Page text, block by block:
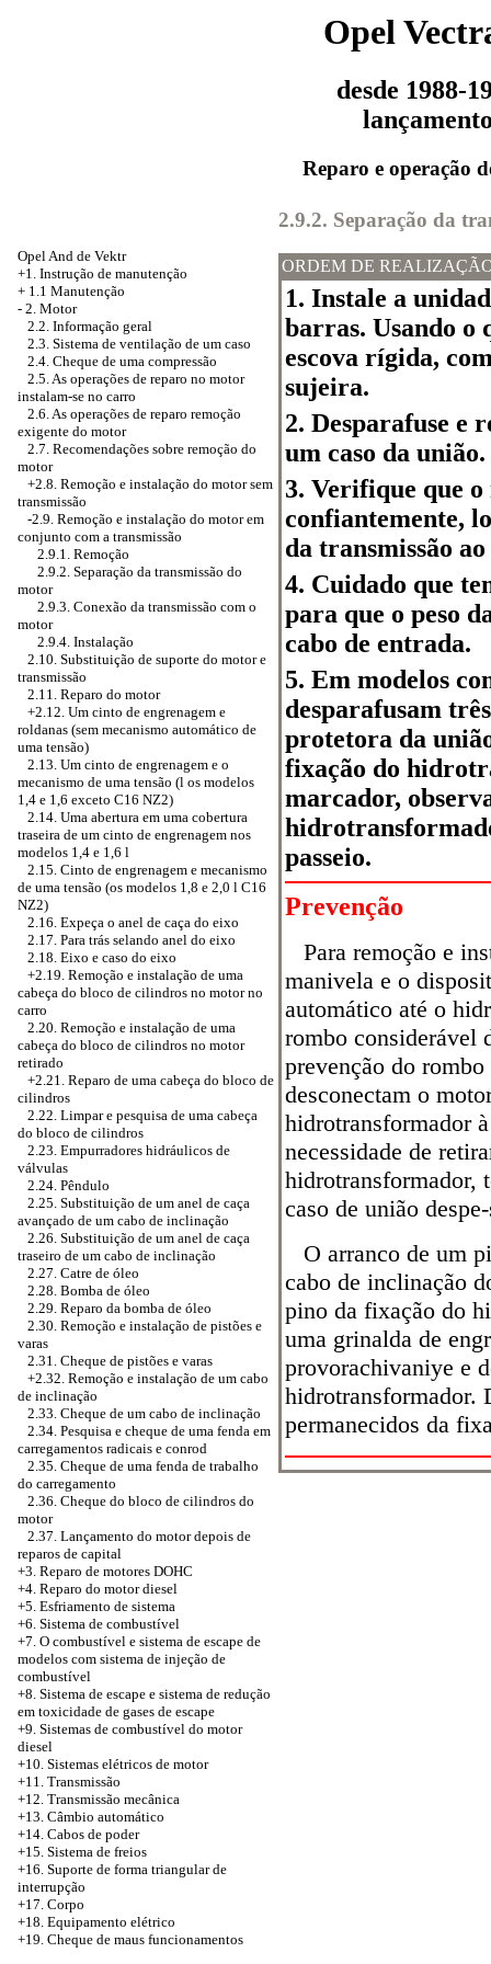
Opel
desde 1988-
Reparo e operação
Opel And de Vektr
+1. Instrução de manutenção
+ 1.1 Manutenção
- 2. Motor
2.2. Informação geral
2.3. Sistema de ventilação de um caso
2.4. Cheque de uma compressão
2.5. As operações de reparo no motor
instalam-se no carro
2.6. As operações de reparo remoção
exigente do motor
2.7. Recomendações sobre remoção do
motor
+2.8. Remoção e instalação do motor sem
transmissão
-2.9. Remoção e instalação do motor em
conjunto com a transmissão
2.9.1. Remoção
2.9.2. Separação da transmissão do
motor
2.9.3. Conexão da transmissão com o
motor
2.9.4. Instalação
2.10. Substituição de suporte do motor e
transmissão
2.11. Reparo do motor
+2.12. Um cinto de engrenagem e
roldanas (sem mecanismo automático de
uma tensão)
2.13. Um cinto de engrenagem e o
mecanismo de uma tensão (l os modelos
1,4 e 1,6 exceto C16 NZ2)
2.14. Uma abertura em uma cobertura
traseira de um cinto de engrenagem nos
modelos 1,4 e 1,6 l
2.15. Cinto de engrenagem e mecanismo
de uma tensão (os modelos 1,8 e 2,0 l C16
NZ2)
2.16. Expeça o anel de caça do eixo
2.17. Para trás selando anel do eixo
2.18. Eixo e caso do eixo
+2.19. Remoção e instalação de uma
cabeça do bloco de cilindros no motor no
carro
2.20. Remoção e instalação de uma
cabeça do bloco de cilindros no motor
retirado
+2.21. Reparo de uma cabeça do bloco de
cilindros
2.22. Limpar e pesquisa de uma cabeça
do bloco de cilindros
2.23. Empurradores hidráulicos de
válvulas
2.24. Pêndulo
2.25. Substituição de um anel de caça
avançado de um cabo de inclinação
2.26. Substituição de um anel de caça
traseiro de um cabo de inclinação
2.27. Catre de óleo
2.28. Bomba de óleo
2.29. Reparo da bomba de óleo
2.30. Remoção e instalação de pistões e
varas
2.31. Cheque de pistões e varas
+2.32. Remoção e instalação de um cabo
de inclinação
2.33. Cheque de um cabo de inclinação
2.34. Pesquisa e cheque de uma fenda em
carregamentos radicais e conrod
2.35. Cheque de uma fenda de trabalho
do carregamento
2.36. Cheque do bloco de cilindros do
motor
2.37. Lançamento do motor depois de
reparos de capital
+3. Reparo de motores DOHC
+4. Reparo do motor diesel
+5. Esfriamento de sistema
+6. Sistema de combustível
+7. O combustível e sistema de escape de
modelos com sistema de injeção de
combustível
+8. Sistema de escape e sistema de redução
em toxicidade de gases de escape
+9. Sistemas de combustível do motor
diesel
+10. Sistemas elétricos de motor
+11. Transmissão
+12. Transmissão mecânica
+13. Câmbio automático
+14. Cabos de poder
+15. Sistema de freios
+16. Suporte de forma triangular de
interrupção
+17. Corpo
+18. Equipamento elétrico
+19. Cheque de maus funcionamentos
2.9.2. Separação da
ORDEM DE
1. Instale a
barras. Usando o
escova rígida,
sujeira.
2. Desparafuse e
um caso da união.
3. Verifique que
confiantemente,
da transmissão
4. Cuidado que
para que o peso
cabo de entrada.
5. Em modelos
desparafusam
protetora da
fixação do
marcador,
passeio.
Prevenção
Para remoção e
manivela e o
automático até o
rombo considerável
prevenção do
desconectam o
hidrotransformador
necessidade de
hidrotransformador,
caso de união
O arranco de um
cabo de inclinação
pino da fixação do
uma grinalda de
provorachivaniye e
hidrotransformador.
permanecidos da